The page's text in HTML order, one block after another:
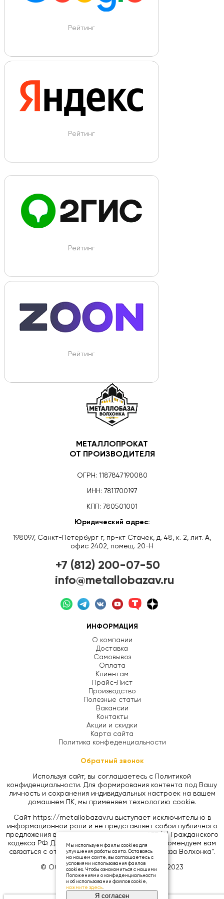
Рейтинг
Рейтинг
Рейтинг
Рейтинг
МЕТАЛЛОПРОКАТ
ОТ ПРОИЗВОДИТЕЛЯ
ОГРН: 1187847190080
ИНН: 7811700197
КПП: 780501001
Юридический адрес:
198097, Санкт-Петербург г, пр-кт Стачек, д. 48, к. 2, лит. А,
офис 2402, помещ. 20-Н
+7 (812) 200-07-50
info@metallobazav.ru
ИНФОРМАЦИЯ
О компании
Доставка
Самовывоз
Оплата
Клиентам
Прайс-Лист
Производство
Полезные статьи
Вакансии
Контакты
Акции и скидки
Карта сайта
Политика конфеденциальности
Обратный звонок
Используя сайт, вы соглашаетесь с Политикой
конфиденциальности. Для формирования контента под Вашу
личность и сохранения индивидуальных настроек на вашем
домашнем ПК, мы применяем технологию cookie.
Сайт https://metallobazav.ru выступает исключительно в
информационной роли и не представляет собой публичного
предложения в соответствии со статьей 437 (2) Гражданского
кодекса РФ. Для уточнения цен на товары, рекомендуем вам
связаться с отделом продаж ООО "Металлобаза Волхонка".
© ООО «МЕТАЛЛОБАЗА ВОЛХОНКА», 2023
Мы используем файлы cookies для
улучшения работы сайта. Оставаясь
на нашем сайте, вы соглашаетесь с
условиями использования файлов
cookies. Чтобы ознакомиться с нашими
Положениями о конфиденциальности
и об использовании файлов cookie,
нажмите здесь.
Я согласен